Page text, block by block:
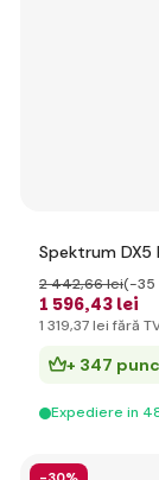
Spektrum DX5
1 596,43 lei
2 442,66 lei(-35
1 319,37 lei fără
+ 347
Expediere in